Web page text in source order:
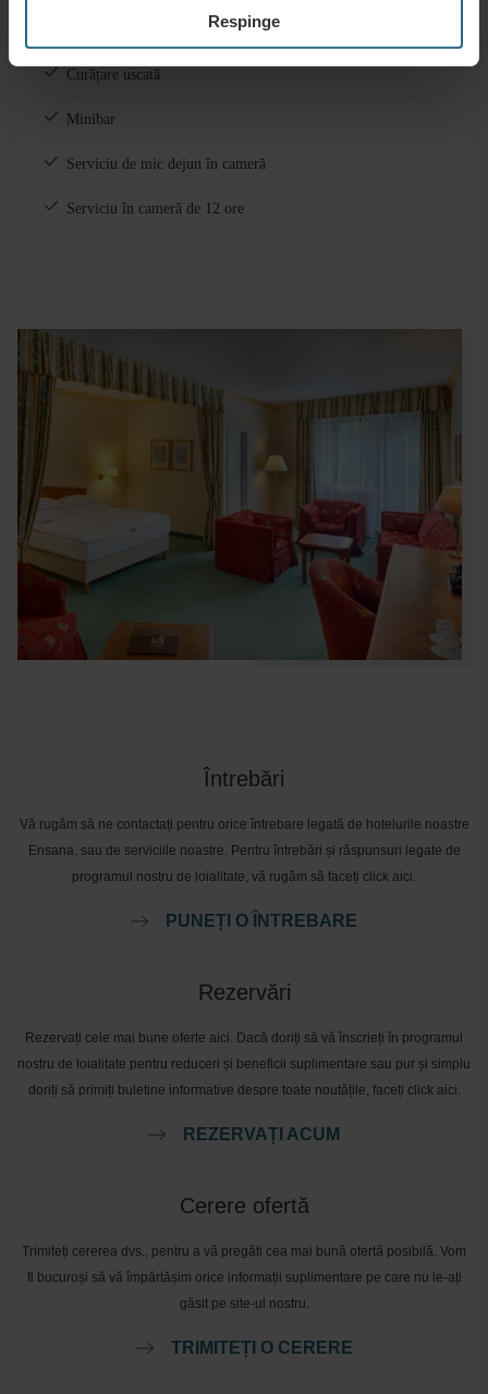
Respinge
Curățare uscată
Minibar
Serviciu de mic dejun în cameră
Serviciu în cameră de 12 ore
Întrebări
Vă rugăm să ne contactați pentru orice întrebare legată de hotelurile noastre
Ensana, sau de serviciile noastre. Pentru întrebări și răspunsuri legate de
programul nostru de loialitate, vă rugăm să faceți click aici.
PUNEȚI O ÎNTREBARE
Rezervări
Rezervați cele mai bune oferte aici. Dacă doriți să vă înscrieți în programul
nostru de loialitate pentru reduceri și beneficii suplimentare sau pur și simplu
doriți să primiți buletine informative despre toate noutățile, faceți click aici.
REZERVAȚI ACUM
Cerere ofertă
Trimiteți cererea dvs., pentru a vă pregăti cea mai bună ofertă posibilă. Vom
fi bucuroși să vă împărtășim orice informații suplimentare pe care nu le-ați
găsit pe site-ul nostru.
TRIMITEȚI O CERERE